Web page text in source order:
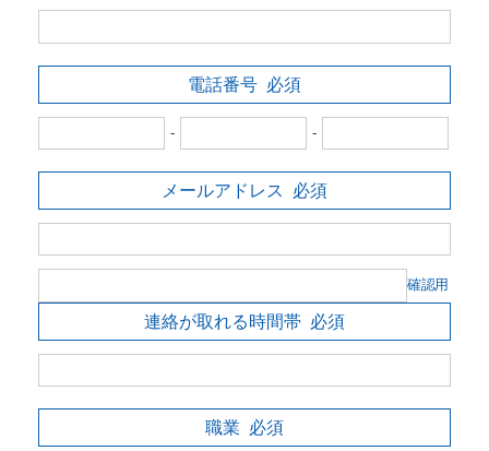
電話番号 必須
- -
メールアドレス 必須
確認用
連絡が取れる時間帯 必須
職業 必須